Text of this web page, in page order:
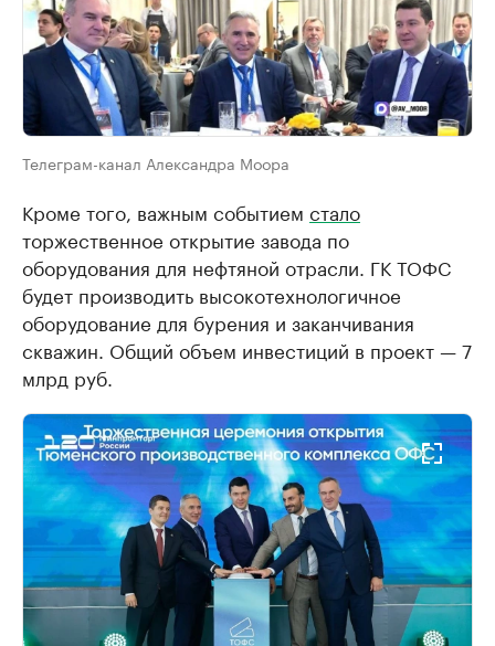
Телеграм-канал Александра Моора
Кроме того, важным событием стало
торжественное открытие завода по
оборудования для нефтяной отрасли. ГК ТОФС
будет производить высокотехнологичное
оборудование для бурения и заканчивания
скважин. Общий объем инвестиций в проект — 7
млрд руб.